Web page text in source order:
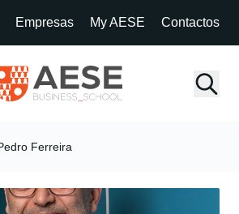
Empresas My AESE Contactos
Ferreira